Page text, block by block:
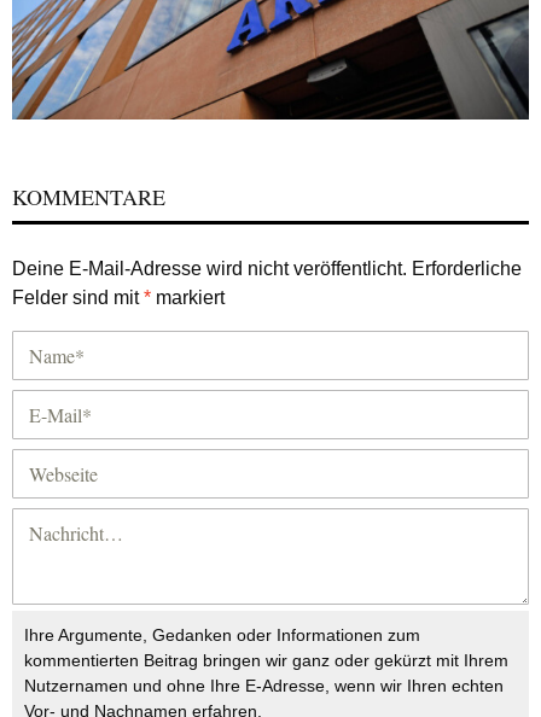
KOMMENTARE
Deine E-Mail-Adresse wird nicht veröffentlicht. Erforderliche
Felder sind mit* markiert
Ihre Argumente, Gedanken oder Informationen zum
kommentierten Beitrag bringen wir ganz oder gekürzt mit Ihrem
Nutzernamen und ohne Ihre E-Adresse, wenn wir Ihren echten
Vor- und Nachnamen erfahren.